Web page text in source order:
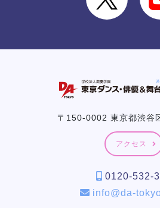
〒150-0002 東京都渋谷
アクセス
0120-532-
info@da-